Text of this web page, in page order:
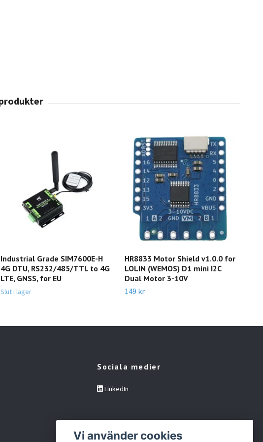
Industrial Grade SIM7600E-H
4G DTU, RS232/485/TTL to 4G
LTE, GNSS, for EU
Slut i lager
HR8833 Motor Shield v1.0.0 for
LOLIN (WEMOS) D1 mini I2C
Dual Motor 3-10V
149 kr
Sociala medier
LinkedIn
Vi använder cookies